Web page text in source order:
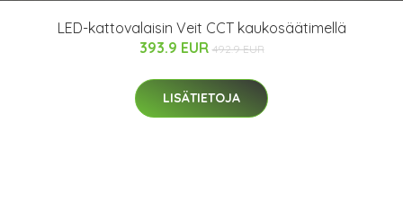
LED-kattovalaisin Veit CCT kaukosäätimellä
393.9 EUR 492.9 EUR
LISÄTIETOJA